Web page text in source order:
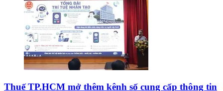
Thuế TP.HCM mở thêm kênh số cung cấp thông tin